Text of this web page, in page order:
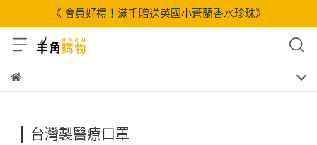
《 會員好禮！滿千贈送英國小蒼蘭香水珍珠》
台灣製醫療口罩